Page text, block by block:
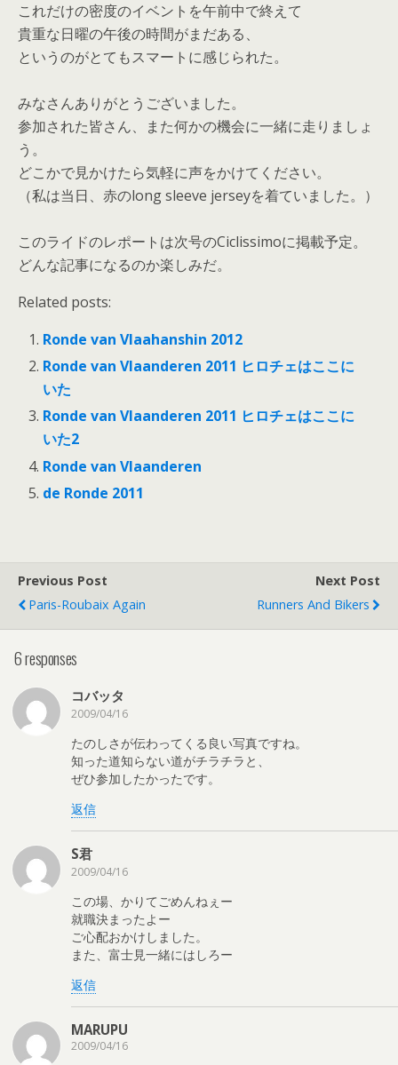
これだけの密度のイベントを午前中で終えて
貴重な日曜の午後の時間がまだある、
というのがとてもスマートに感じられた。
みなさんありがとうございました。
参加された皆さん、また何かの機会に一緒に走りましょ
う。
どこかで見かけたら気軽に声をかけてください。
（私は当日、赤のlong sleeve jerseyを着ていました。）
このライドのレポートは次号のCiclissimoに掲載予定。
どんな記事になるのか楽しみだ。
Related posts:
Ronde van Vlaahanshin 2012
Ronde van Vlaanderen 2011 ヒロチェはここに
いた
Ronde van Vlaanderen 2011 ヒロチェはここに
いた2
Ronde van Vlaanderen
de Ronde 2011
Previous Post
Paris-Roubaix Again
Next Post
Runners And Bikers
6 responses
コバッタ
2009/04/16
たのしさが伝わってくる良い写真ですね。
知った道知らない道がチラチラと、
ぜひ参加したかったです。
返信
S君
2009/04/16
この場、かりてごめんねぇー
就職決まったよー
ご心配おかけしました。
また、富士見一緒にはしろー
返信
MARUPU
2009/04/16